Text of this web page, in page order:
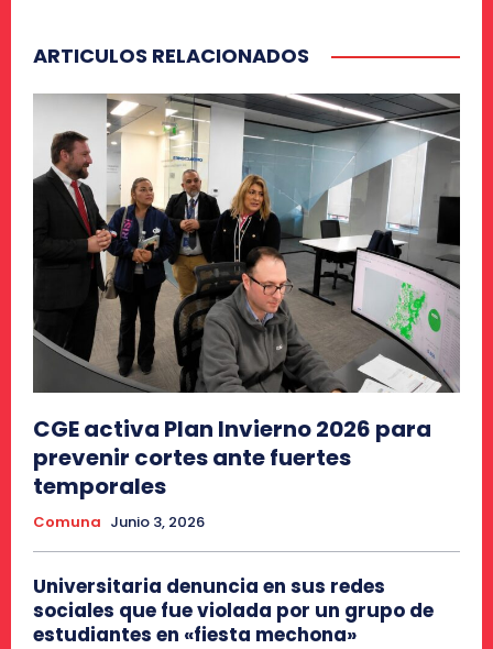
ARTICULOS RELACIONADOS
CGE activa Plan Invierno 2026 para
prevenir cortes ante fuertes
temporales
Comuna Junio 3, 2026
Universitaria denuncia en sus redes
sociales que fue violada por un grupo de
estudiantes en «fiesta mechona»